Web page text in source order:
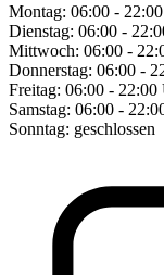
Montag: 06:00 -
Dienstag: 06:00 -
Mittwoch: 06:00 -
Donnerstag: 06:00 -
Freitag: 06:00 - 22:00
Samstag: 06:00 -
Sonntag: geschlossen